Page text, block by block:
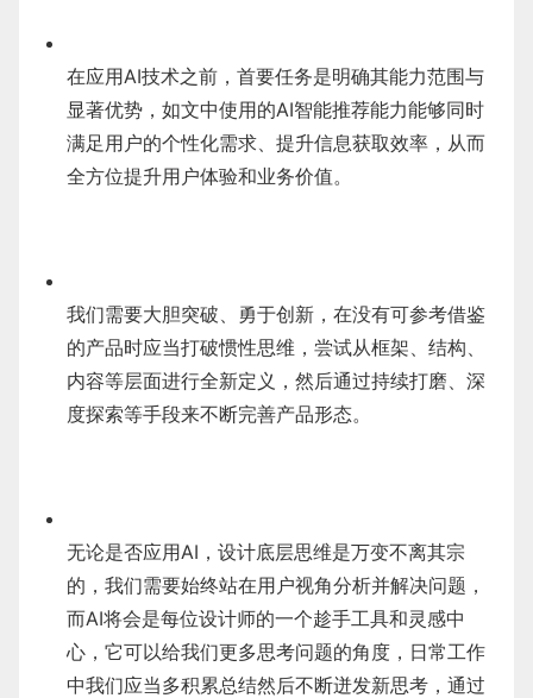
在应用AI技术之前，首要任务是明确其能力范围与
显著优势，如文中使用的AI智能推荐能力能够同时
满足用户的个性化需求、提升信息获取效率，从而
全方位提升用户体验和业务价值。
我们需要大胆突破、勇于创新，在没有可参考借鉴
的产品时应当打破惯性思维，尝试从框架、结构、
内容等层面进行全新定义，然后通过持续打磨、深
度探索等手段来不断完善产品形态。
无论是否应用AI，设计底层思维是万变不离其宗
的，我们需要始终站在用户视角分析并解决问题，
而AI将会是每位设计师的一个趁手工具和灵感中
心，它可以给我们更多思考问题的角度，日常工作
中我们应当多积累总结然后不断迸发新思考，通过